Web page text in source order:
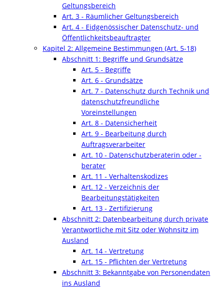
Geltungsbereich
Art. 3 - Räumlicher Geltungsbereich
Art. 4 - Eidgenössischer Datenschutz- und
Öffentlichkeitsbeauftragter
Kapitel 2: Allgemeine Bestimmungen (Art. 5-18)
Abschnitt 1: Begriffe und Grundsätze
Art. 5 - Begriffe
Art. 6 - Grundsätze
Art. 7 - Datenschutz durch Technik und
datenschutzfreundliche
Voreinstellungen
Art. 8 - Datensicherheit
Art. 9 - Bearbeitung durch
Auftragsverarbeiter
Art. 10 - Datenschutzberaterin oder -
berater
Art. 11 - Verhaltenskodizes
Art. 12 - Verzeichnis der
Bearbeitungstätigkeiten
Art. 13 - Zertifizierung
Abschnitt 2: Datenbearbeitung durch private
Verantwortliche mit Sitz oder Wohnsitz im
Ausland
Art. 14 - Vertretung
Art. 15 - Pflichten der Vertretung
Abschnitt 3: Bekanntgabe von Personendaten
ins Ausland